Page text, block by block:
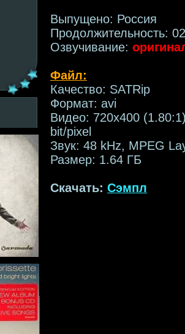
Выпущено: Россия
Продолжительность:
Озвучивание:
Файл:
Качество: SATRip
Формат: avi
Видео: 720x400
bit/pixel
Звук: 48 kHz, MPEG
Размер: 1.64 ГБ
Скачать: Сэмпл